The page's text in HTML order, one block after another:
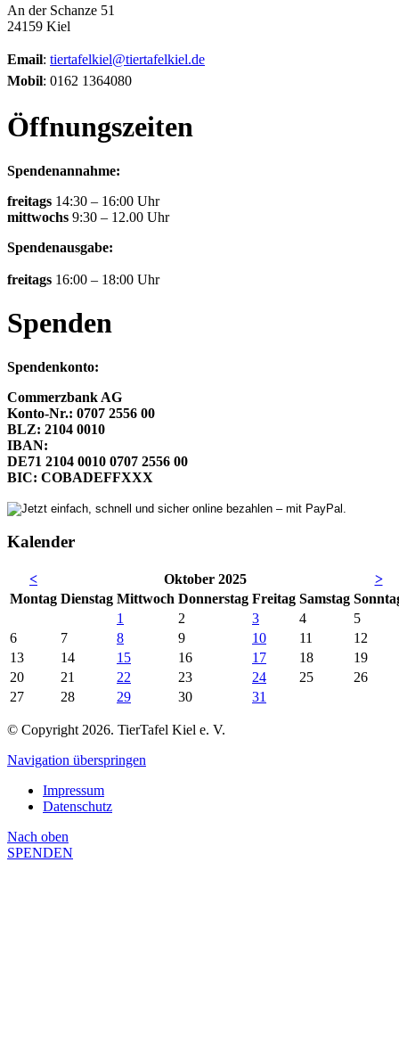
An der Schanze 51
24159 Kiel
Email: tiertafelkiel@tiertafelkiel.de
Mobil: 0162 1364080
Öffnungszeiten
Spendenannahme:
freitags 14:30 – 16:00 Uhr
mittwochs 9:30 – 12.00 Uhr
Spendenausgabe:
freitags 16:00 – 18:00 Uhr
Spenden
Spendenkonto:
Commerzbank AG
Konto-Nr.: 0707 2556 00
BLZ: 2104 0010
IBAN:
DE71 2104 0010 0707 2556 00
BIC: COBADEFFXXX
Kalender
< Oktober 2025
>
Montag Dienstag Mittwoch Donnerstag Freitag Samstag So
1
2 3 4
5
6
7 8 9 10 11
12
13
14 15 16 17 18
19
20
21 22 23 24 25
26
27
28 29 30 31
© Copyright 2026. TierTafel Kiel e. V.
Navigation überspringen
Impressum
Datenschutz
Nach oben
SPENDEN